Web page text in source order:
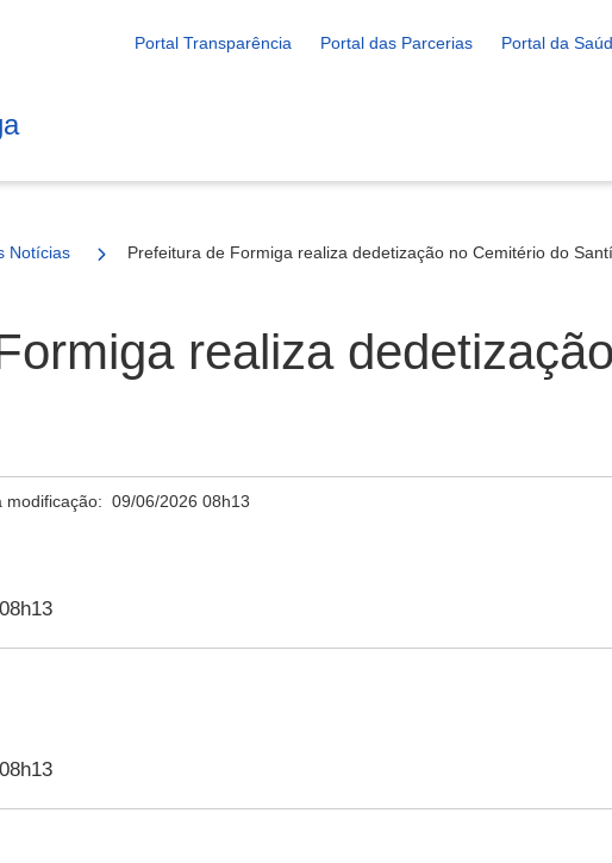
Portal Transparência Portal das Parcerias Portal da
Notícias Prefeitura de Formiga realiza dedetização no Cemitério do
realiza
modificação:09/06/2026 08h13